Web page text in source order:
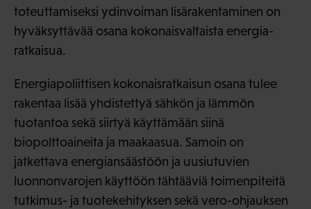
toteuttamiseksi ydinvoiman lisärakentaminen on
hyväksyttävää osana kokonaisvaltaista energia-
ratkaisua.
Energiapoliittisen kokonaisratkaisun osana tulee
rakentaa lisää yhdistettyä sähkön ja lämmön
tuotantoa sekä siirtyä käyttämään siinä
biopolttoaineita ja maakaasua. Samoin on
jatkettava energiansäästöön ja uusiutuvien
luonnonvarojen käyttöön tähtääviä toimenpiteitä
tutkimus- ja tuotekehityksen sekä vero-ohjauksen